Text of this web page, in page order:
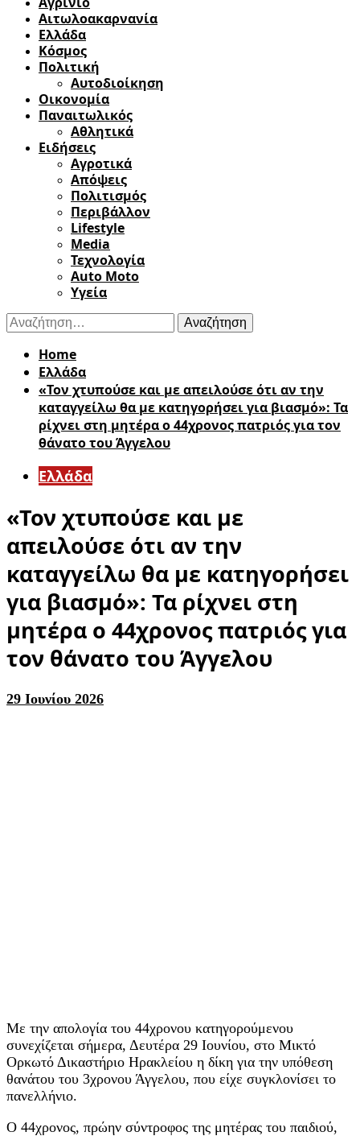
Αιτωλοακαρνανία
Ελλάδα
Κόσμος
Πολιτική
Αυτοδιοίκηση
Οικονομία
Παναιτωλικός
Αθλητικά
Ειδήσεις
Αγροτικά
Απόψεις
Πολιτισμός
Περιβάλλον
Lifestyle
Media
Τεχνολογία
Auto Moto
Υγεία
Αναζήτηση
για:
Home
Ελλάδα
«Τον χτυπούσε και με απειλούσε ότι αν την
καταγγείλω θα με κατηγορήσει για βιασμό»: Τα
ρίχνει στη μητέρα ο 44χρονος πατριός για τον
θάνατο του Άγγελου
Ελλάδα
«Τον χτυπούσε και με
απειλούσε ότι αν την
καταγγείλω θα με κατηγορήσει
για βιασμό»: Τα ρίχνει στη
μητέρα ο 44χρονος πατριός για
τον θάνατο του Άγγελου
29 Ιουνίου 2026
Με την απολογία του 44χρονου κατηγορούμενου
συνεχίζεται σήμερα, Δευτέρα 29 Ιουνίου, στο Μικτό
Ορκωτό Δικαστήριο Ηρακλείου η δίκη για την υπόθεση
θανάτου του 3χρονου Άγγελου, που είχε συγκλονίσει το
πανελλήνιο.
Ο 44χρονος, πρώην σύντροφος της μητέρας του παιδιού,